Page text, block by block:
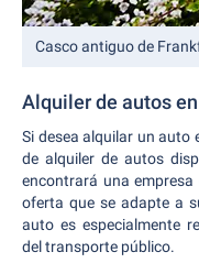
Casco antiguo de
Alquiler de autos
Si desea alquilar un auto
de alquiler de autos
encontrará una
oferta que se adapte a
auto es especialmente
del transporte público.